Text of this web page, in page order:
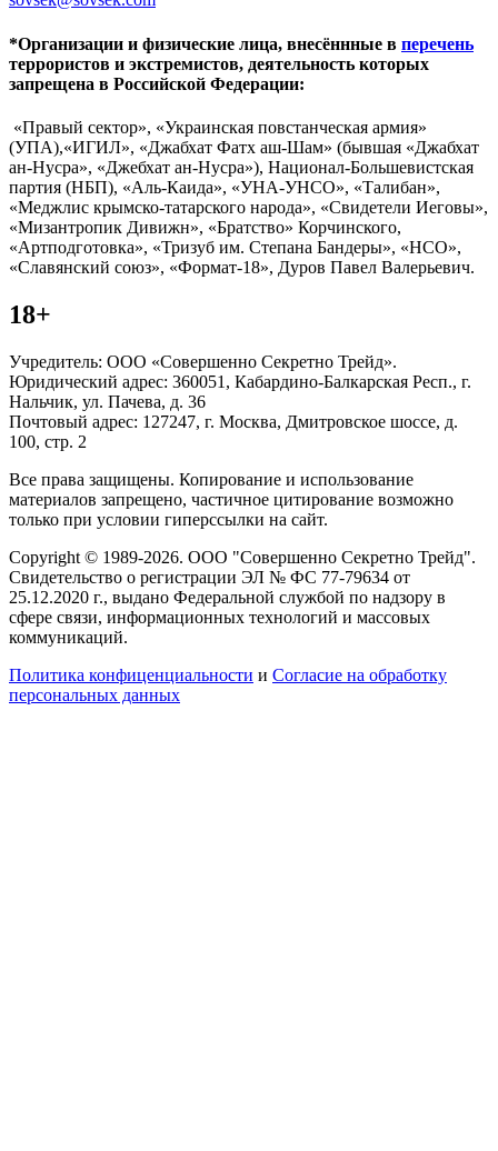
*Организации и физические лица, внесённные в перечень
террористов и экстремистов, деятельность которых
запрещена в Российской Федерации:
«Правый сектор», «Украинская повстанческая армия»
(УПА),«ИГИЛ», «Джабхат Фатх аш-Шам» (бывшая «Джабхат
ан-Нусра», «Джебхат ан-Нусра»), Национал-Большевистская
партия (НБП), «Аль-Каида», «УНА-УНСО», «Талибан»,
«Меджлис крымско-татарского народа», «Свидетели Иеговы»,
«Мизантропик Дивижн», «Братство» Корчинского,
«Артподготовка», «Тризуб им. Степана Бандеры», «НСО»,
«Славянский союз», «Формат-18», Дуров Павел Валерьевич.
18+
Учредитель: ООО «Совершенно Секретно Трейд».
Юридический адрес: 360051, Кабардино-Балкарская Респ., г.
Нальчик, ул. Пачева, д. 36
Почтовый адрес: 127247, г. Москва, Дмитровское шоссе, д.
100, стр. 2
Все права защищены. Копирование и использование
материалов запрещено, частичное цитирование возможно
только при условии гиперссылки на сайт.
Copyright © 1989-2026. ООО "Совершенно Секретно Трейд".
Свидетельство о регистрации ЭЛ № ФС 77-79634 от
25.12.2020 г., выдано Федеральной службой по надзору в
сфере связи, информационных технологий и массовых
коммуникаций.
Политика конфиценциальности и Согласие на обработку
персональных данных